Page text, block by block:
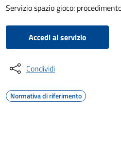
Servizio spazio gioco:
Accedi al servizio
Condividi
Normativa di riferimento